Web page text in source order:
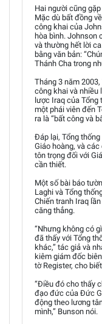
Hai người cũng
Mặc dù bất đồng
công khai của
hòa bình. Johnson
và thường hết lời
bằng văn bản:
Thánh Cha trong
Tháng 3 năm
công khai và nhiều
lược Iraq của Tổng
một phái viên đến
ra là “bất công và
Đáp lại, Tổng
Giáo hoàng, và
tôn trọng đối với
cần thiết.
Một số bài báo
Laghi và Tổng
Chiến tranh Iraq
căng thẳng.
“Nhưng không có
đã thấy với Tổng
khác,” tác giả và
kiêm giám đốc
tờ Register, cho
“Điều đó cho thấy
đạo đức của Đức
động theo lương
mình,” Bunson nói.